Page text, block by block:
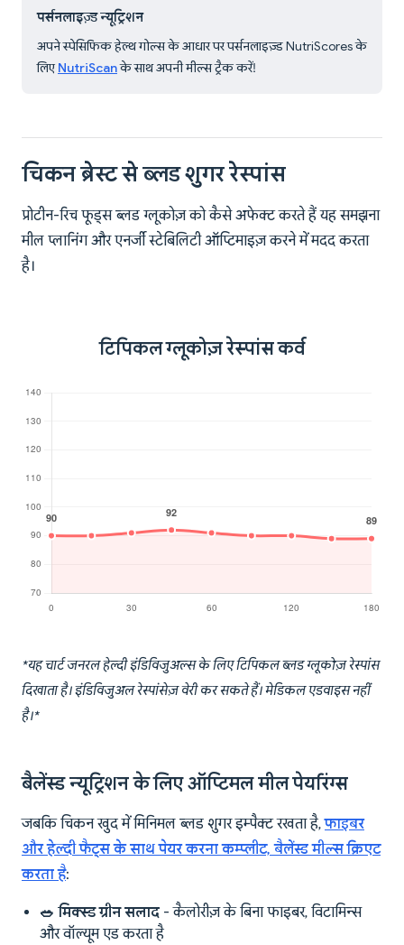
पर्सनलाइज़्ड न्यूट्रिशन
अपने स्पेसिफिक हेल्थ गोल्स के आधार पर पर्सनलाइज़्ड NutriScores के
लिए NutriScanके साथ अपनी मील्स ट्रैक करें!
चिकन ब्रेस्ट से ब्लड शुगर रेस्पांस
प्रोटीन-रिच फूड्स ब्लड ग्लूकोज़ को कैसे अफेक्ट करते हैं यह समझना
मील प्लानिंग और एनर्जी स्टेबिलिटी ऑप्टिमाइज़ करने में मदद करता
है।
टिपिकल ग्लूकोज़ रेस्पांस कर्व
*यह चार्ट जनरल हेल्दी इंडिविजुअल्स के लिए टिपिकल ब्लड ग्लूकोज़ रेस्पांस
दिखाता है। इंडिविजुअल रेस्पांसेज़ वेरी कर सकते हैं। मेडिकल एडवाइस नहीं
है।*
बैलेंस्ड न्यूट्रिशन के लिए ऑप्टिमल मील पेयरिंग्स
जबकि चिकन खुद में मिनिमल ब्लड शुगर इम्पैक्ट रखता है,फाइबर
और हेल्दी फैट्स के साथ पेयर करना कम्प्लीट, बैलेंस्ड मील्स क्रिएट
करता है:
🥗 मिक्स्ड ग्रीन सलाद - कैलोरीज़ के बिना फाइबर, विटामिन्स
और वॉल्यूम एड करता है